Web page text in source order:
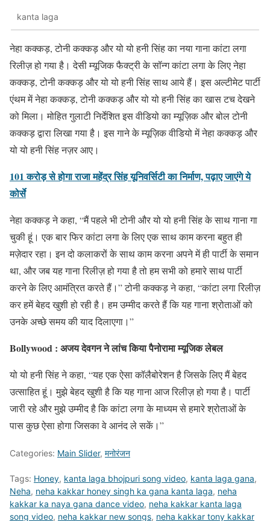
kanta laga
नेहा कक्कड़, टोनी कक्कड़ और यो यो हनी सिंह का नया गाना कांटा लगा
रिलीज़ हो गया है। देसी म्यूजिक फैक्ट्री के सॉन्ग कांटा लगा के लिए नेहा
कक्कड़, टोनी कक्कड़ और यो यो हनी सिंह साथ आये हैं। इस अल्टीमेट पार्टी
एंथम में नेहा कक्कड़, टोनी कक्कड़ और यो यो हनी सिंह का खास टच देखने
को मिला। मोहित गुलाटी निर्देशित इस वीडियो का म्यूज़िक और बोल टोनी
कक्कड़ द्वारा लिखा गया है। इस गाने के म्यूज़िक वीडियो में नेहा कक्कड़ और
यो यो हनी सिंह नज़र आए।
101 करोड़ से होगा राजा महेंद्र सिंह यूनिवर्सिटी का निर्माण, पढ़ाए जाएंगे ये
कोर्से
नेहा कक्कड़ ने कहा, “मैं पहले भी टोनी और यो यो हनी सिंह के साथ गाना गा
चुकी हूं। एक बार फिर कांटा लगा के लिए एक साथ काम करना बहुत ही
मज़ेदार रहा। इन दो कलाकरों के साथ काम करना अपने में ही पार्टी के समान
था, और जब यह गाना रिलीज़ हो गया है तो हम सभी को हमारे साथ पार्टी
करने के लिए आमंत्रित करते हैं।” टोनी कक्कड़ ने कहा, “कांटा लगा रिलीज़
कर हमें बेहद खुशी हो रही है। हम उम्मीद करते हैं कि यह गाना श्रोताओं को
उनके अच्छे समय की याद दिलाएगा।”
Bollywood : अजय देवगन ने लांच किया पैनोरामा म्यूजिक लेबल
यो यो हनी सिंह ने कहा, “यह एक ऐसा कॉलैबोरेशन है जिसके लिए मैं बेहद
उत्साहित हूं। मुझे बेहद खुशी है कि यह गाना आज रिलीज़ हो गया है। पार्टी
जारी रहे और मुझे उम्मीद है कि कांटा लगा के माध्यम से हमारे श्रोताओं के
पास कुछ ऐसा होगा जिसका वे आनंद ले सकें।”
Categories: Main Slider, मनोरंजन
Tags: Honey, kanta laga bhojpuri song video, kanta laga gana,
Neha, neha kakkar honey singh ka gana kanta laga, neha
kakkar ka naya gana dance video, neha kakkar kanta laga
song video, neha kakkar new songs, neha kakkar tony kakkar